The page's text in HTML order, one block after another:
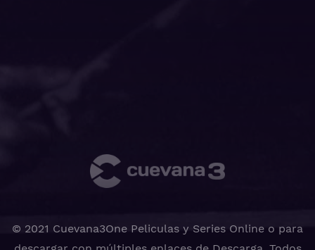
© 2021 Cuevana3One Peliculas y Series Online o para